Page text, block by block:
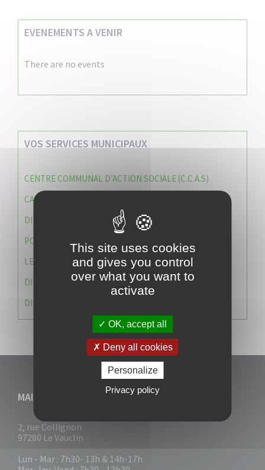
EVENEMENTS A VENIR
There are no events
VOS SERVICES MUNICIPAUX
CENTRE COMMUNAL D’ACTION SOCIALE (C.C.A.S)
CAISSE DES ÉCOLES
DIRECTION DES SERVICES TECHNIQUES
POLICE MUNICIPALE
LE CABINET DU MAIRE
DIRECTION DES RESSOURCES ET MOYENS
DIRECTION DU DEVELLOPPEMENT URBAIN DURABL
MAIRIE DU VAUCLIN
2, rue Collignon
97280 Le Vauclin
Lun - Mar : 7h30- 13h & 14h-17h
This site uses cookies
and gives you control
over what you want to
activate
OK, accept all
Deny all cookies
Personalize
Privacy policy